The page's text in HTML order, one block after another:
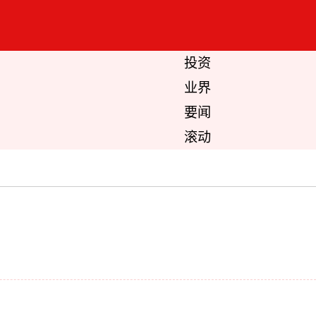
投资
业界
要闻
滚动